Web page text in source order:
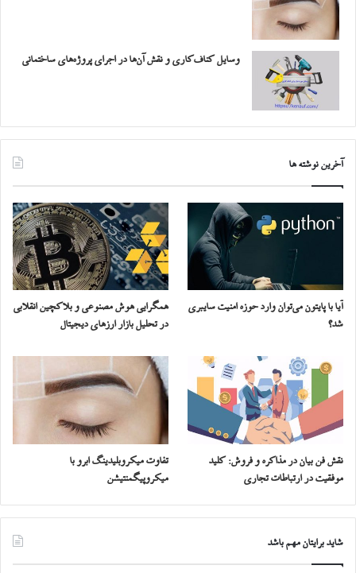
وسایل کناف‌کاری و نقش آن‌ها در اجرای پروژه‌های ساختمانی
آخرین نوشته ها
آیا با پایتون می‌توان وارد حوزه امنیت سایبری
شد؟
همگرایی هوش مصنوعی و بلاکچین انقلابی
در تحلیل بازار ارزهای دیجیتال
نقش فن بیان در مذاکره و فروش: کلید
موفقیت در ارتباطات تجاری
تفاوت میکروبلیدینگ ابرو با
میکروپیگمنتیشن
شاید برایتان مهم باشد